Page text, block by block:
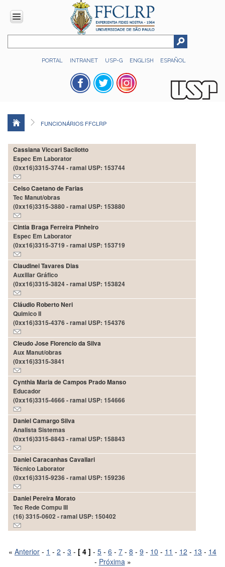
PORTAL INTRANET USP-G ENGLISH ESPAÑOL
INSTITUCIONAL
Histórico
Administração
Organograma
Relatório
de
Gestão
FFCLRP
-
60
anos
Departamentos
GRADUAÇÃO
Apresentação
Atendimento
Online
Comissões
Cursos
Curricularização
da
Extensão
Ingresso
Calendário
e
Horários
Estágios
Permanência
Estudantil
Formulários
Agremiações
Diplomas
Disponíveis
Pró-
Sistema
FUNCIONÁRIOS FFCLRP
Cassiana Viccari Sacilotto
Espec Em Laborator
(0xx16)3315-3744 - ramal USP: 153744
Celso Caetano de Farias
Tec Manut/obras
(0xx16)3315-3880 - ramal USP: 153880
Cintia Braga Ferreira Pinheiro
Espec Em Laborator
(0xx16)3315-3719 - ramal USP: 153719
Claudinei Tavares Dias
Auxiliar Gráfico
(0xx16)3315-3824 - ramal USP: 153824
Cláudio Roberto Neri
Quimico II
(0xx16)3315-4376 - ramal USP: 154376
Cleudo Jose Florencio da Silva
Aux Manut/obras
(0xx16)3315-3841
Cynthia Maria de Campos Prado Manso
Educador
(0xx16)3315-4666 - ramal USP: 154666
Daniel Camargo Silva
Analista Sistemas
(0xx16)3315-8843 - ramal USP: 158843
Daniel Caracanhas Cavallari
Técnico Laborator
(0xx16)3315-9236 - ramal USP: 159236
Daniel Pereira Morato
Tec Rede Compu III
(16) 3315-0602 - ramal USP: 150402
« Anterior - 1 - 2 - 3 - [ 4 ] - 5 - 6 - 7 - 8 - 9 - 10 - 11 - 12 - 13 - 14
- Próxima»